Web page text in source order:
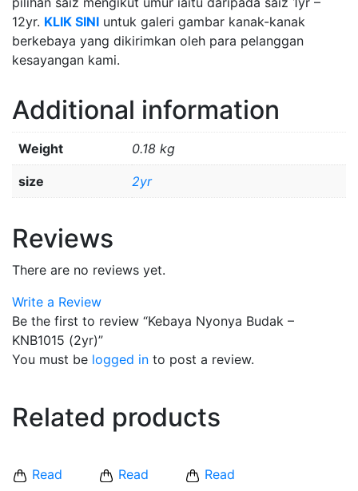
12yr. KLIK SINI untuk galeri gambar kanak-kanak
berkebaya yang dikirimkan oleh para pelanggan
kesayangan kami.
Additional information
Weight 0.18 kg
size 2yr
Reviews
There are no reviews yet.
Write a Review
Be the first to review “Kebaya Nyonya Budak –
KNB1015 (2yr)”
You must be logged in to post a review.
Related products
Read
Read
Read